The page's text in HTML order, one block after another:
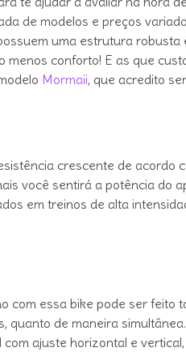
de modelos e preços
uma estrutura
conforto! E as que
Mormaii, que acredito
crescente de acordo
você sentirá a potência do
em treinos de alta
com essa bike pode ser feito
de maneira
ajuste horizontal e